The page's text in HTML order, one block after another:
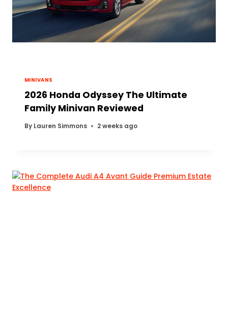
MINIVANS
2026 Honda Odyssey The Ultimate
Family Minivan Reviewed
By Lauren Simmons 2 weeks ago